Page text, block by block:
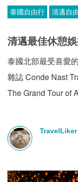
泰國自由行 清邁自
清邁最佳休憩
泰國北部最受喜愛
雜誌 Conde Nast
The Grand Tour of
Yanagihar進行的
間只攜帶一個包包
日本等共 24座城市
TravelLiker